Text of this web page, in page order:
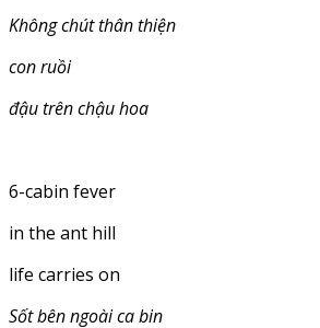
Không chút thân thiện
con ruồi
đậu trên chậu hoa
6-cabin fever
in the ant hill
life carries on
Sốt bên ngoài ca bin